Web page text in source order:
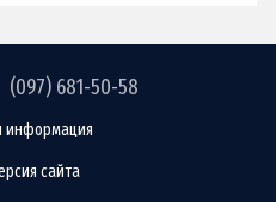
(097) 681-50-58
информация
сайта